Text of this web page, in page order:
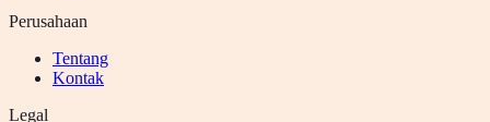
Perusahaan
Tentang
Kontak
Legal